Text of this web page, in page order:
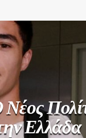
Ελλάδα